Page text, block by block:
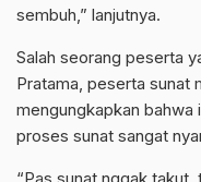
sembuh,” lanjutnya.
Salah seorang peserta
Pratama, peserta sunat
mengungkapkan bahwa
proses sunat sangat